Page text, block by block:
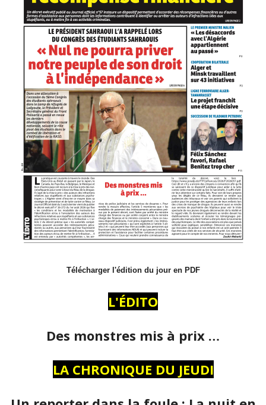
Télécharger l'édition du jour en PDF
L'ÉDITO
Des monstres mis à prix …
LA CHRONIQUE DU JEUDI